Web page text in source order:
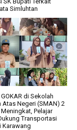
Simluhtan
di Sekolah
Atas Negeri (SMAN) 2
Pelajar
Transportasi
Karawang